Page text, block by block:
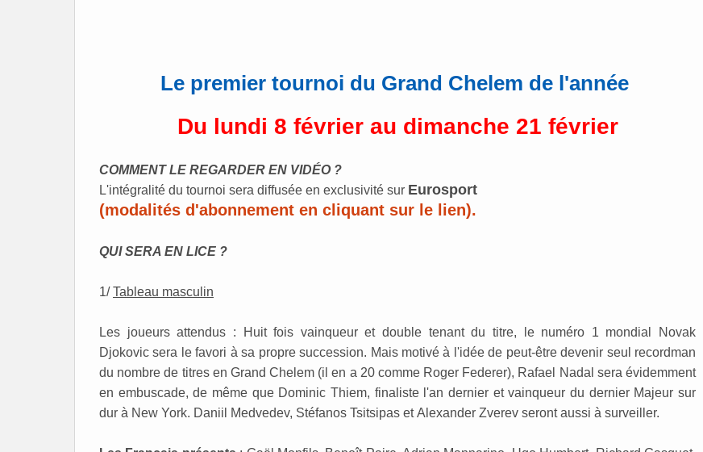
Le premier tournoi du Grand Chelem de l'année
Du lundi 8 février au dimanche 21 février
COMMENT LE REGARDER EN VIDÉO ?
L'intégralité du tournoi sera diffusée en exclusivité sur Eurosport
(modalités d'abonnement en cliquant sur le lien).
QUI SERA EN LICE ?
1/Tableau masculin
Les joueurs attendus : Huit fois vainqueur et double tenant du titre, le numéro 1 mondial Novak
Djokovic sera le favori à sa propre succession. Mais motivé à l'idée de peut-être devenir seul recordman
du nombre de titres en Grand Chelem (il en a 20 comme Roger Federer), Rafael Nadal sera évidemment
en embuscade, de même que Dominic Thiem, finaliste l'an dernier et vainqueur du dernier Majeur sur
dur à New York. Daniil Medvedev, Stéfanos Tsitsipas et Alexander Zverev seront aussi à surveiller.